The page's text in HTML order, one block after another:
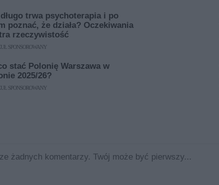
trwa psychoterapia i po
poznać, że działa? Oczekiwania
rzeczywistość
SPONSOROWANY
stać Polonię Warszawa w
2025/26?
SPONSOROWANY
żadnych komentarzy. Twój może być pierwszy...